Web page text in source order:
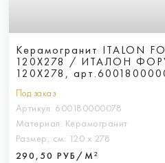
Керамогранит ITALON
120X278 / ИТАЛОН
120X278,
Под заказ
Артикул: 600180000078
Материал: Керамогранит
Размер, см: 120 х 278
290,50 РУБ/М²